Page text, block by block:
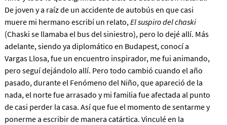
De joven y a raíz de un accidente de autobús en que casi
muere mi hermano escribí un relato,El suspiro del chaski
(Chaski se llamaba el bus del siniestro), pero lo dejé allí. Más
adelante, siendo ya diplomático en Budapest, conocí a
Vargas Llosa, fue un encuentro inspirador, me fui animando,
pero seguí dejándolo allí. Pero todo cambió cuando el año
pasado, durante el Fenómeno del Niño, que apareció de la
nada, el norte fue arrasado y mi familia fue afectada al punto
de casi perder la casa. Así que fue el momento de sentarme y
ponerme a escribir de manera catártica. Vinculé en la